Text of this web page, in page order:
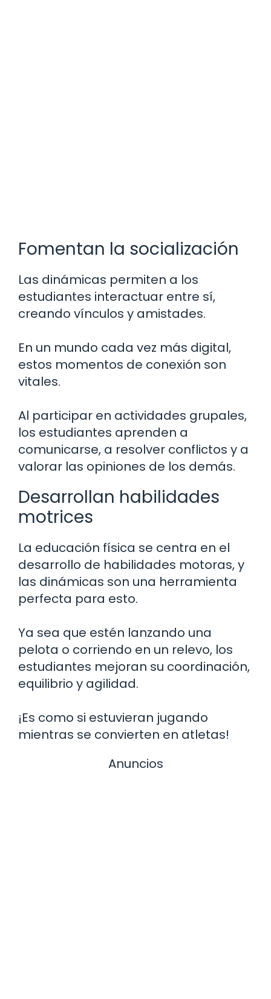
Fomentan la socialización
Las dinámicas permiten a los
estudiantes interactuar entre sí,
creando vínculos y amistades.
En un mundo cada vez más digital,
estos momentos de conexión son
vitales.
Al participar en actividades grupales,
los estudiantes aprenden a
comunicarse, a resolver conflictos y a
valorar las opiniones de los demás.
Desarrollan habilidades
motrices
La educación física se centra en el
desarrollo de habilidades motoras, y
las dinámicas son una herramienta
perfecta para esto.
Ya sea que estén lanzando una
pelota o corriendo en un relevo, los
estudiantes mejoran su coordinación,
equilibrio y agilidad.
¡Es como si estuvieran jugando
mientras se convierten en atletas!
Anuncios